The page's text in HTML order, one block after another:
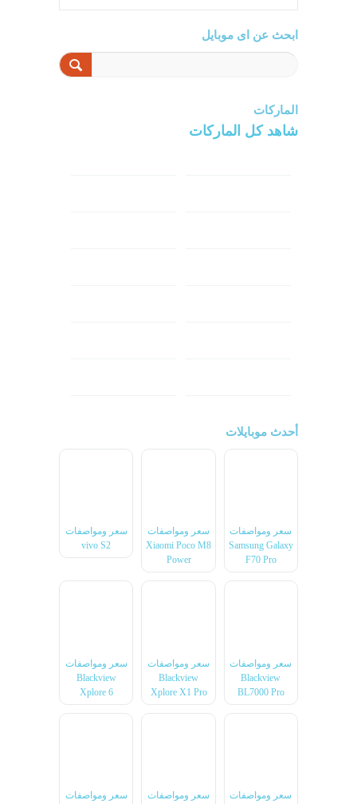
ابحث عن اى موبايل
الماركات
شاهد كل الماركات
أحدث موبايلات
سعر ومواصفات
Samsung Galaxy
F70 Pro
سعر ومواصفات
Xiaomi Poco M8
Power
سعر ومواصفات
vivo S2
سعر ومواصفات
Blackview
BL7000 Pro
سعر ومواصفات
Blackview
Xplore X1 Pro
سعر ومواصفات
Blackview
Xplore 6
سعر ومواصفات
سعر ومواصفات
سعر ومواصفات